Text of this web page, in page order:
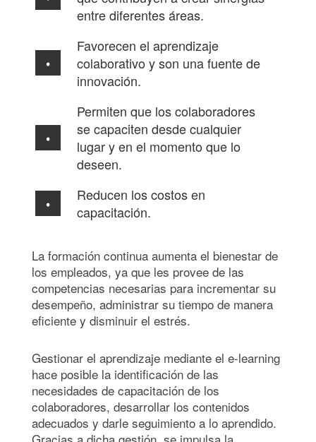
entre diferentes áreas.
Favorecen el aprendizaje
colaborativo y son una fuente de
innovación.
Permiten que los colaboradores
se capaciten desde cualquier
lugar y en el momento que lo
deseen.
Reducen los costos en
capacitación.
La formación continua aumenta el bienestar de
los empleados, ya que les provee de las
competencias necesarias para incrementar su
desempeño, administrar su tiempo de manera
eficiente y disminuir el estrés.
Gestionar el aprendizaje mediante el e-learning
hace posible la identificación de las
necesidades de capacitación de los
colaboradores, desarrollar los contenidos
adecuados y darle seguimiento a lo aprendido.